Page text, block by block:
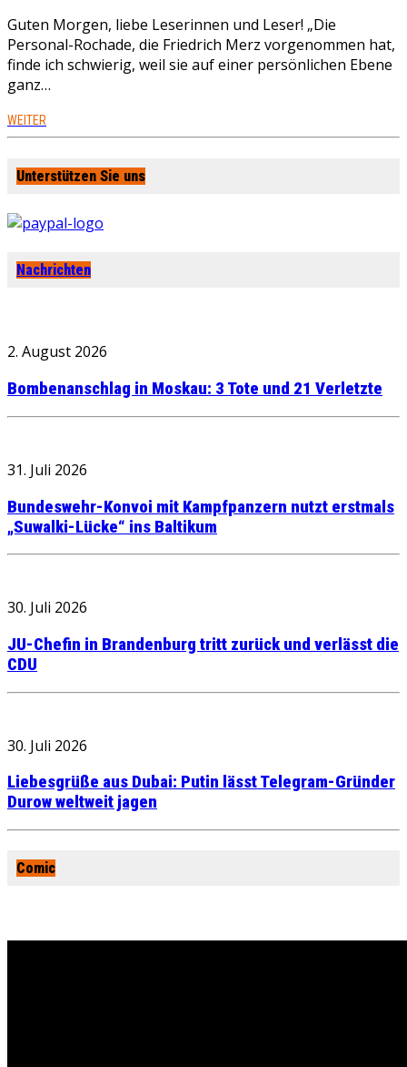
Guten Morgen, liebe Leserinnen und Leser! „Die
Personal-Rochade, die Friedrich Merz vorgenommen hat,
finde ich schwierig, weil sie auf einer persönlichen Ebene
ganz…
WEITER
Unterstützen Sie uns
Nachrichten
2. August 2026
Bombenanschlag in Moskau: 3 Tote und 21 Verletzte
31. Juli 2026
Bundeswehr-Konvoi mit Kampfpanzern nutzt erstmals
„Suwalki-Lücke“ ins Baltikum
30. Juli 2026
JU-Chefin in Brandenburg tritt zurück und verlässt die
CDU
30. Juli 2026
Liebesgrüße aus Dubai: Putin lässt Telegram-Gründer
Durow weltweit jagen
Comic